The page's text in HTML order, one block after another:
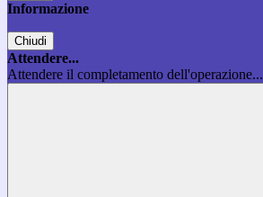
Informazione
Chiudi
Attendere...
Attendere il completamento dell'operazione...